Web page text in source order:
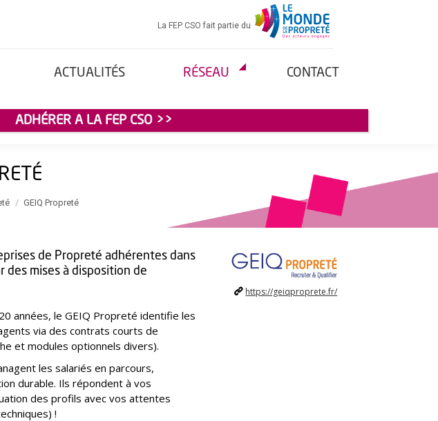
La FEP CSO fait partie du
ACTUALITÉS RÉSEAU CONTACT
ADHÉRER A LA FEP CSO >>
GEIQ Propreté
de Propreté adhérentes dans
des mises à disposition de
années, le GEIQ Propreté identifie les
via des contrats courts de
et modules optionnels divers).
les salariés en parcours,
durable. Ils répondent à vos
des profils avec vos attentes
!
https://geiqproprete.fr/